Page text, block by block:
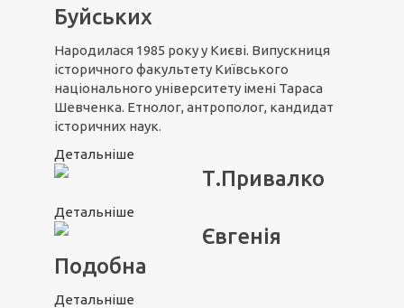
Буйських
Народилася 1985 року у Києві. Випускниця
історичного факультету Київського
національного університету імені Тараса
Шевченка. Етнолог, антрополог, кандидат
історичних наук.
Детальніше
Т.Привалко
Детальніше
Євгенія
Подобна
Детальніше